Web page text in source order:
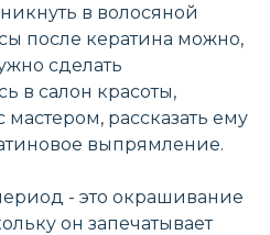
в волосяной
после кератина можно,
сделать
в салон красоты,
мастером, рассказать ему
выпрямление.
- это окрашивание
он запечатывает